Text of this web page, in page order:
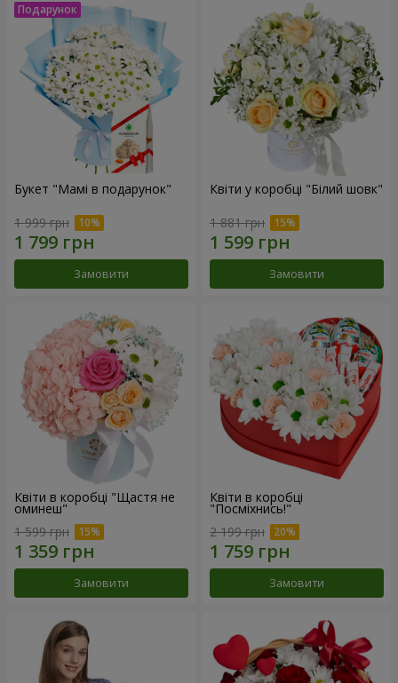
Букет "Мамі в подарунок"
1 999 грн
Замовити
Квіти у коробці "Білий шовк"
1 881 грн
Замовити
Квіти в коробці "Щастя не
оминеш"
1 599 грн
Замовити
Квіти в коробці
"Посміхнись!"
2 199 грн
Замовити